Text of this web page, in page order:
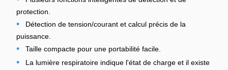
protection.
•
Détection de tension/courant et calcul précis de la
puissance.
• Taille compacte pour une portabilité facile.
•
La lumière respiratoire indique l'état de charge et il existe